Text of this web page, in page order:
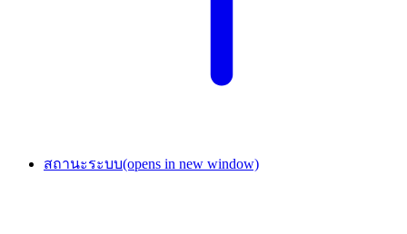
สถานะระบบ(opens in new window)